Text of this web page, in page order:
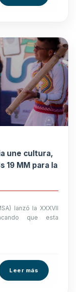
une cultura,
19 MM para la
lanzó la XXXVII
que esta
Leer más